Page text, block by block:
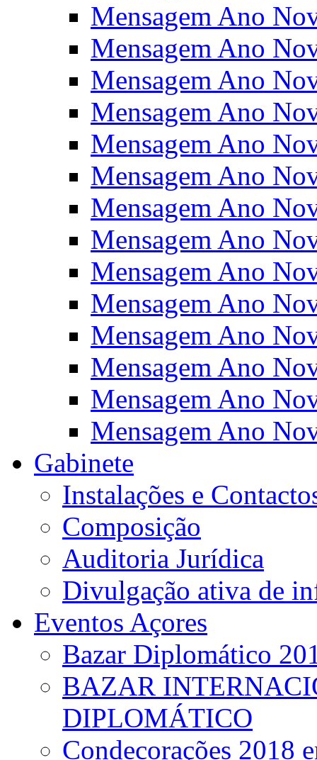
Mensagem Ano
Mensagem Ano
Mensagem Ano
Mensagem Ano
Mensagem Ano
Mensagem Ano
Mensagem Ano
Mensagem Ano
Mensagem Ano
Mensagem Ano
Mensagem Ano
Mensagem Ano
Mensagem Ano
Mensagem Ano
Gabinete
Instalações e
Composição
Auditoria Jurídica
Divulgação ativa de
Eventos Açores
Bazar Diplomático
BAZAR
DIPLOMÁTICO
Condecorações 2018